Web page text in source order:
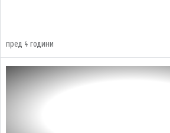
пред 4 години